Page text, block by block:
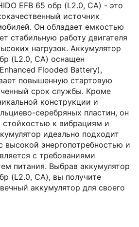
EFB 65 обр (L2.0, CA) - это
источник
Он обладает емкостью
стабильную работу двигателя
нагрузок. Аккумулятор
(L2.0, CA) оснащен
Flooded Battery),
повышенную стартовую
срок службы. Кроме
конструкции и
серебряных пластин, он
стойкостью к вибрациям и
идеально подходит
высокой энергопотребностью и
с требованиями
питания. Выбрав аккумулятор
(L2.0, CA), вы получите
аккумулятор для своего